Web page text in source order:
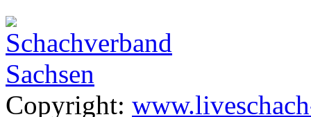
Copyright: